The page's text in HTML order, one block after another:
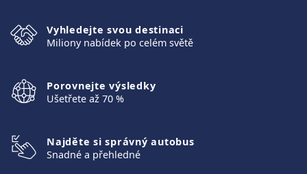
Vyhledejte svou destinaci
Miliony nabídek po celém světě
Porovnejte výsledky
Ušetřete až 70 %
Najděte si správný autobus
Snadné a přehledné